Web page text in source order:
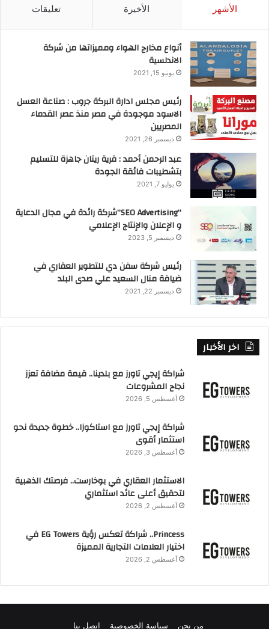
الأشهر الأخيرة تعليقات
أنواع مخارج الهواء ومميزاتها من شركة
الاندلسية
يونيو 15, 2021
رئيس مجلس ادارة البركة جروب : صناعة العسل
الاسود موجودة في مصر منذ عصر القدماء
المصريين
ديسمبر 26, 2021
عبد الرحمن أحمد : قرية ريتان جاهزة للتسليم
بتشطيبات فائقة الجودة
يوليو 7, 2021
“SEO Advertising”شركة رائدة في مجال الدعاية
و الإعلان والإنتاج الإعلامي
ديسمبر 5, 2023
رئيس شركة سفن دي للتطوير العقاري في
ضيافة منال السعيد علي صدى البلد
ديسمبر 22, 2021
اخر الأخبار
شراكة إيجي تاورز مع بلدينا.. قيمة مضافة تعزز
نجاح المشروعات
أغسطس 5, 2026
شراكة إيجي تاورز مع استاكوزا.. خطوة جديدة نحو
استثمار أقوى
أغسطس 3, 2026
الاستثمار العقاري في بوخارست.. فرصتك الذهبية
لتحقيق أعلى عائد استثماري
أغسطس 2, 2026
Princess.. شراكة تعكس رؤية EG Towers في
اختيار العلامات التجارية المميزة
أغسطس 2, 2026
من نحن سياسة الخصوصية اتصل بنا